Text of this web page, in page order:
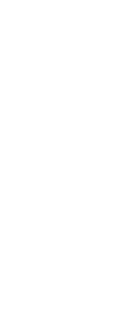
Phường
Hà Nội.